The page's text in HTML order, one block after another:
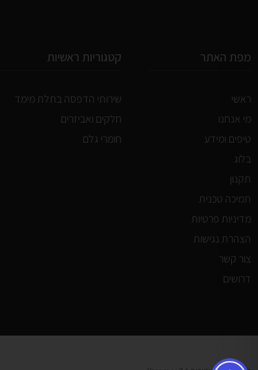
מפת האתר
ראשי
מי אנחנו
טיפים ומידע
בלוג
תקנון
תמיכה טכנית
מדיניות פרטיות
הצהרת נגישות
צור קשר
דרושים
קטגוריות ראשיות
שירותי הדפסה בתלת מימד
חלקים ואביזרים
חומרי גלם